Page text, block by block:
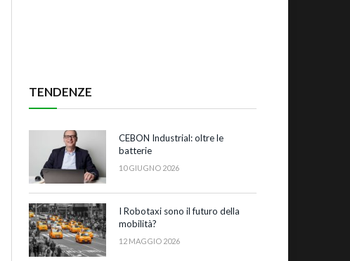
TENDENZE
CEBON Industrial: oltre le
batterie
10 GIUGNO 2026
I Robotaxi sono il futuro della
mobilità?
12 MAGGIO 2026